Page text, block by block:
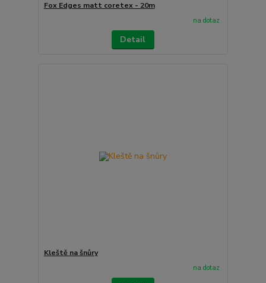
Fox Edges matt coretex - 20m
na dotaz
Detail
Kleště na šnůry
na dotaz